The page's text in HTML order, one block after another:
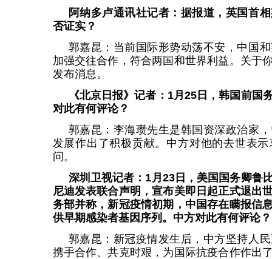
阿纳多卢通讯社记者：据报道，英国首
否证实？
郭嘉昆：当前国际形势动荡不安，中国
加强交往合作，符合两国和世界利益。关于
发布消息。
《北京日报》记者：1月25日，韩国前国
对此有何评论？
郭嘉昆：李海瓒先生是韩国资深政治家
发展作出了积极贡献。中方对他的去世表
问。
深圳卫视记者：1月23日，美国国务卿鲁
尼迪发表联合声明，宣布美即日起正式退出
务部并称，新冠疫情初期，中国存在瞒报信
供早期感染者基因序列。中方对此有何评论？
郭嘉昆：新冠疫情发生后，中方坚持人
携手合作、共克时艰，为国际抗疫合作作出